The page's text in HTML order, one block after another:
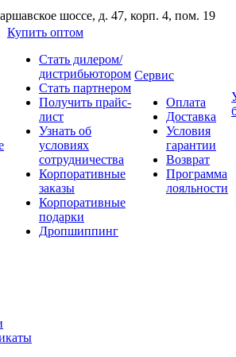
шоссе, д. 47, корп. 4, пом. 19
Купить оптом
Стать дилером/
дистрибьютором
Стать партнером
Получить прайс-
лист
Узнать об
условиях
сотрудничества
Корпоративные
заказы
Корпоративные
подарки
Дропшиппинг
Сервис
Оплата
Доставка
Условия
гарантии
Возврат
Программа
лояльности